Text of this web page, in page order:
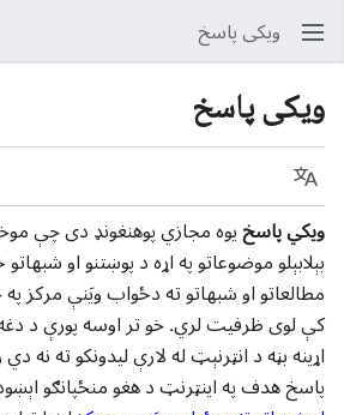
ویکی پاسخ
ویکی پاسخ
ژبه
ويکي پاسخيوه مجازي پوهنغونډ دی چې
بېلابېلو موضوعاتو په اړه د پوښتنو او
مطالعاتو او شبهاتو ته دځواب ويَنې
کې لوی ظرفیت لري. خو تر اوسه پورې د
اړینه بڼه د انټرنېټ له لارې لیدونکو ته
پاسخ هدف په اينټرنټ د هغو منځپانګو